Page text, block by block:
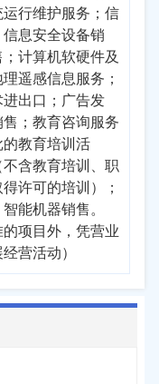
行维护服务；信
息安全设备销
计算机软硬件及
遥感信息服务；
出口；广告发
；教育咨询服务
的教育培训活
含教育培训、职
许可的培训）；
能机器销售。
的项目外，凭营业
营活动）